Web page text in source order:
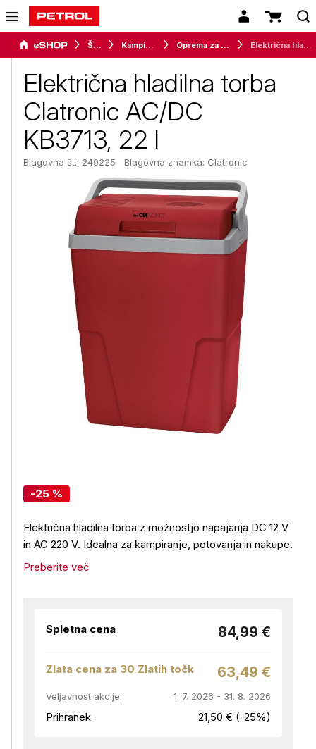
Šport Kampiranje Oprema za kampiranje
Električna hladilna torba
Clatronic AC/DC
KB3713, 22 l
Blagovna št.: 249225 Blagovna znamka: Clatronic
-25 %
Električna hladilna torba z možnostjo napajanja DC 12 V
in AC 220 V. Idealna za kampiranje, potovanja in nakupe.
Preberite več
Spletna cena 84,99 €
Zlata cena za 30 Zlatih točk 63,49 €
Veljavnost akcije: 1. 7. 2026 - 31. 8. 2026
Prihranek 21,50 € (-25%)